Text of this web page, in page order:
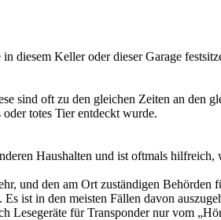
diesem Keller oder dieser Garage
sind oft zu den gleichen Zeiten an
totes Tier entdeckt wurde.
Haushalten und ist oftmals
und den am Ort zuständigen
ist in den meisten Fällen davon
Lesegeräte für Transponder nur vom